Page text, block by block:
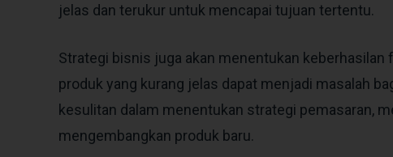
jelas dan terukur untuk mencapai tujuan tertentu.
Strategi bisnis juga akan menentukan keberhasilan
produk yang kurang jelas dapat menjadi masalah
kesulitan dalam menentukan strategi pemasaran,
mengembangkan produk baru.